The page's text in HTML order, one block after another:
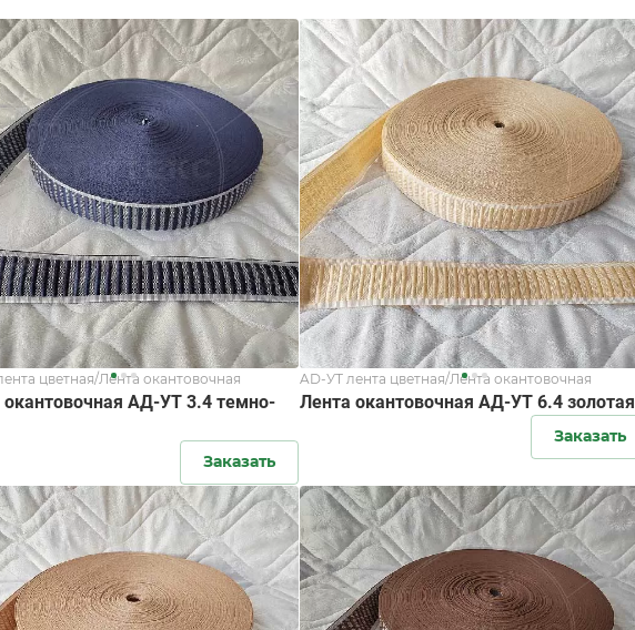
цветная/Лента окантовочная
окантовочная АД-УТ 3.4 темно-
Заказать
AD-УТ лента цветная/Лента окантовочная
Лента окантовочная АД-УТ 6.4 золотая
Заказать